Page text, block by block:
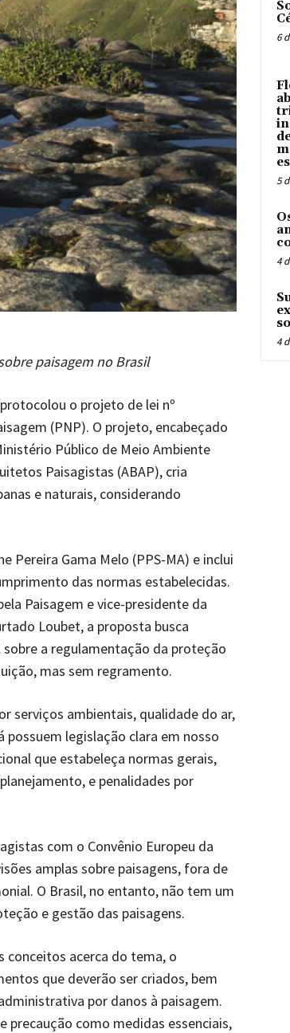
paisagem no Brasil
o projeto de lei nº
(PNP). O projeto, encabeçado
Público de Meio Ambiente
Paisagistas (ABAP), cria
e naturais, considerando
Pereira Gama Melo (PPS-MA) e inclui
das normas estabelecidas.
Paisagem e vice-presidente da
Loubet, a proposta busca
a regulamentação da proteção
mas sem regramento.
serviços ambientais, qualidade do ar,
legislação clara em nosso
que estabeleça normas gerais,
e penalidades por
com o Convênio Europeu da
amplas sobre paisagens, fora de
O Brasil, no entanto, não tem um
e gestão das paisagens.
conceitos acerca do tema, o
que deverão ser criados, bem
por danos à paisagem.
precaução como medidas essenciais,
6
5
4
4